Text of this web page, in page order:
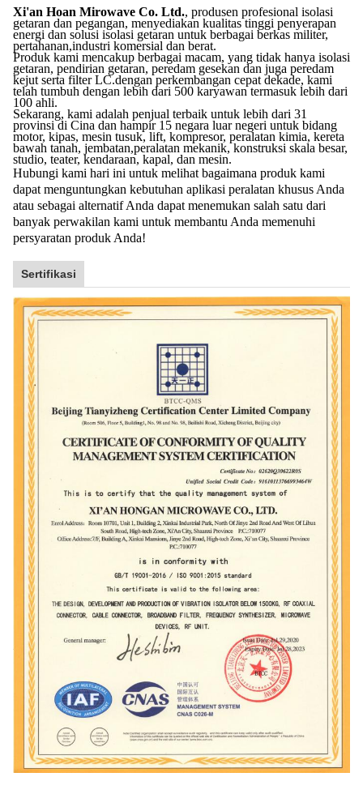
Xi'an Hoan Mirowave Co. Ltd., produsen profesional isolasi
getaran dan pegangan, menyediakan kualitas tinggi penyerapan
energi dan solusi isolasi getaran untuk berbagai berkas militer,
pertahanan,industri komersial dan berat.
Produk kami mencakup berbagai macam, yang tidak hanya isolasi
getaran, pendirian getaran, peredam gesekan dan juga peredam
kejut serta filter LC.dengan perkembangan cepat dekade, kami
telah tumbuh dengan lebih dari 500 karyawan termasuk lebih dari
100 ahli.
Sekarang, kami adalah penjual terbaik untuk lebih dari 31
provinsi di Cina dan hampir 15 negara luar negeri untuk bidang
motor, kipas, mesin tusuk, lift, kompresor, peralatan kimia, kereta
bawah tanah, jembatan,peralatan mekanik, konstruksi skala besar,
studio, teater, kendaraan, kapal, dan mesin.
Hubungi kami hari ini untuk melihat bagaimana produk kami
dapat menguntungkan kebutuhan aplikasi peralatan khusus Anda
atau sebagai alternatif Anda dapat menemukan salah satu dari
banyak perwakilan kami untuk membantu Anda memenuhi
persyaratan produk Anda!
Sertifikasi